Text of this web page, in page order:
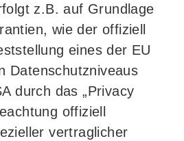
z.B. auf Grundlage
wie der offiziell
eines der EU
Datenschutzniveaus
durch das „Privacy
offiziell
vertraglicher